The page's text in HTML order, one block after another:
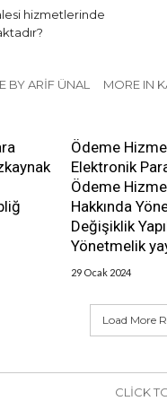
hizmetlerinde
BY ARIF ÜNAL MORE IN
Ödeme
Elektronik
Ödeme
Hakkında
Değişiklik
Yönetmelik
29 Ocak 2024
Load More
CLICK